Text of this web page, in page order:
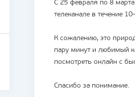
С 25 февраля по 8
телеканале в течение
К сожалению, это
пару минут и любимый
посмотреть онлайн с
Спасибо за понимание.